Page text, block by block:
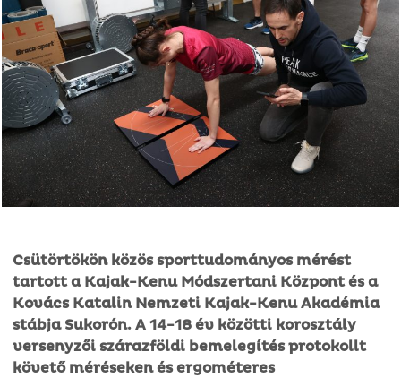
Csütörtökön közös sporttudományos mérést
tartott a Kajak-Kenu Módszertani Központ és a
Kovács Katalin Nemzeti Kajak-Kenu Akadémia
stábja Sukorón. A 14-18 év közötti korosztály
versenyzői szárazföldi bemelegítés protokollt
követő méréseken és ergométeres